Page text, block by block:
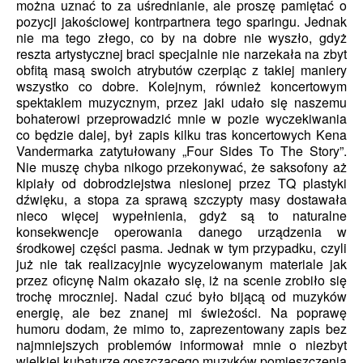
można uznać to za uśrednianie, ale proszę pamiętać o
pozycji jakościowej kontrpartnera tego sparingu. Jednak
nie ma tego złego, co by na dobre nie wyszło, gdyż
reszta artystycznej braci specjalnie nie narzekała na zbyt
obfitą masą swoich atrybutów czerpiąc z takiej maniery
wszystko co dobre. Kolejnym, również koncertowym
spektaklem muzycznym, przez jaki udało się naszemu
bohaterowi przeprowadzić mnie w pozie wyczekiwania
co będzie dalej, był zapis kilku tras koncertowych Kena
Vandermarka zatytułowany „Four Sides To The Story”.
Nie muszę chyba nikogo przekonywać, że saksofony aż
kipiały od dobrodziejstwa niesionej przez TQ plastyki
dźwięku, a stopa za sprawą szczypty masy dostawała
nieco więcej wypełnienia, gdyż są to naturalne
konsekwencje operowania danego urządzenia w
środkowej części pasma. Jednak w tym przypadku, czyli
już nie tak realizacyjnie wycyzelowanym materiale jak
przez oficynę Naim okazało się, iż na scenie zrobiło się
trochę mroczniej. Nadal czuć było bijącą od muzyków
energię, ale bez znanej mi świeżości. Na poprawę
humoru dodam, że mimo to, zaprezentowany zapis bez
najmniejszych problemów informował mnie o niezbyt